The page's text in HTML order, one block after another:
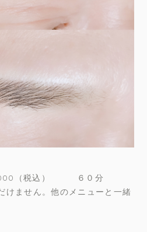
（税込） ６０分
けません。他のメニューと一緒